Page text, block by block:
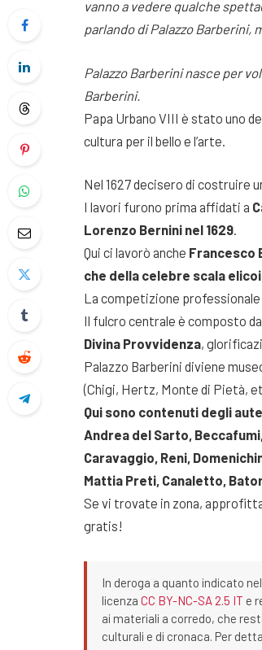
vanno a vedere qualche
parlando di Palazzo
Palazzo Barberini nasce per
Barberini.
Papa Urbano VIII è stato uno
cultura per il bello e l’arte.
Nel 1627 decisero di costruire
I lavori furono prima affidati a
Lorenzo Bernini nel 1629.
Qui ci lavorò anche Francesco
che della celebre scala
La competizione professionale
Il fulcro centrale è composto
Divina Provvidenza,
Palazzo Barberini diviene
(Chigi, Hertz, Monte di Pietà,
Qui sono contenuti degli
Andrea del Sarto,
Caravaggio, Reni,
Mattia Preti, Canaletto,
Se vi trovate in zona,
gratis!
In deroga a quanto indicato
licenza CC BY-NC-SA 2.5 IT e
ai materiali a corredo, che
culturali e di cronaca. Per